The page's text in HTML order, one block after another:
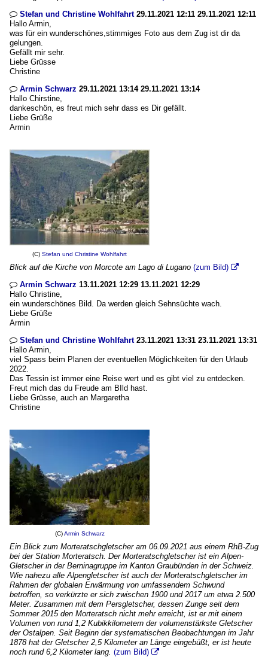
 Stefan und Christine Wohlfahrt29.11.2021 12:11 29.11.2021 12:11
Hallo Armin,
was für ein wunderschönes,stimmiges Foto aus dem Zug ist dir da
gelungen.
Gefällt mir sehr.
Liebe Grüsse
Christine
 Armin Schwarz 29.11.2021 13:14 29.11.2021 13:14
Hallo Chirstine,
dankeschön, es freut mich sehr dass es Dir gefällt.
Liebe Grüße
Armin
(C) Stefan und Christine Wohlfahrt
Blick auf die Kirche von Morcote am Lago di Lugano (zum Bild) 
 Armin Schwarz 13.11.2021 12:29 13.11.2021 12:29
Hallo Christine,
ein wunderschönes Bild. Da werden gleich Sehnsüchte wach.
Liebe Grüße
Armin
 Stefan und Christine Wohlfahrt23.11.2021 13:31 23.11.2021 13:31
Hallo Armin,
viel Spass beim Planen der eventuellen Möglichkeiten für den Urlaub
2022.
Das Tessin ist immer eine Reise wert und es gibt viel zu entdecken.
Freut mich das du Freude am BIld hast.
Liebe Grüsse, auch an Margaretha
Christine
(C)Armin Schwarz
Ein Blick zum Morteratschgletscher am 06.09.2021 aus einem RhB-Zug
bei der Station Morteratsch. Der Morteratschgletscher ist ein Alpen-
Gletscher in der Berninagruppe im Kanton Graubünden in der Schweiz.
Wie nahezu alle Alpengletscher ist auch der Morteratschgletscher im
Rahmen der globalen Erwärmung von umfassendem Schwund
betroffen, so verkürzte er sich zwischen 1900 und 2017 um etwa 2.500
Meter. Zusammen mit dem Persgletscher, dessen Zunge seit dem
Sommer 2015 den Morteratsch nicht mehr erreicht, ist er mit einem
Volumen von rund 1,2 Kubikkilometern der volumenstärkste Gletscher
der Ostalpen. Seit Beginn der systematischen Beobachtungen im Jahr
1878 hat der Gletscher 2,5 Kilometer an Länge eingebüßt, er ist heute
noch rund 6,2 Kilometer lang. (zum Bild) 